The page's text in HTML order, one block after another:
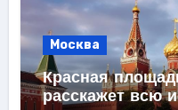
Москва
Красная
расскажет всю